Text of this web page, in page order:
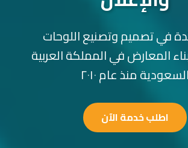
في تصميم وتصنيع اللوحات
المعارض في المملكة العربية
السعودية منذ عام ٢٠١٠
اطلب خدمة الآن